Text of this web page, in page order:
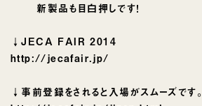
新製品も目白押しです！
↓JECA FAIR 2014
http://jecafair.jp/
↓事前登録をされると入場がスムーズです。